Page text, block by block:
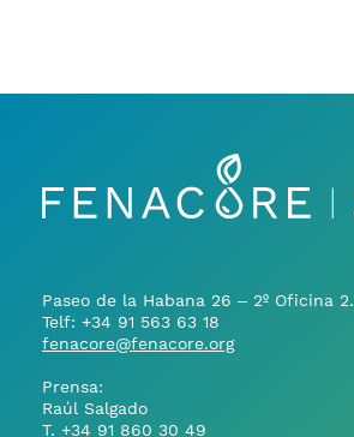
Paseo de la Habana 26 – 2º Oficina
Telf: +34 91 563 63 18
fenacore@fenacore.org
Prensa:
Raúl Salgado
T. +34 91 860 30 49